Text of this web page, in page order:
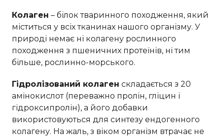
Колаген – білок тваринного походження, який
міститься у всіх тканинах нашого організму. У
природі немає ні колагену рослинного
походження з пшеничних протеїнів, ні тим
більше, рослинно-морського.
Гідролізований колаген складається з 20
амінокислот (переважно пролін, гліцин і
гідроксипролін), а його добавки
використовуються для синтезу ендогенного
колагену. На жаль, з віком організм втрачає не